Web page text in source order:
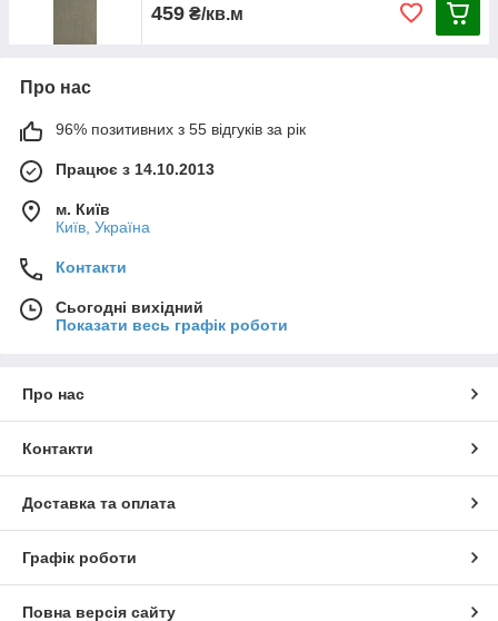
459 ₴/кв.м
Про нас
96% позитивних з 55 відгуків за рік
Працює з 14.10.2013
м. Київ
Київ, Україна
Контакти
Сьогодні вихідний
Показати весь графік роботи
Про нас
Контакти
Доставка та оплата
Графік роботи
Повна версія сайту